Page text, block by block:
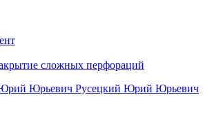
сложных перфораций
Русецкий Юрий Юрьевич